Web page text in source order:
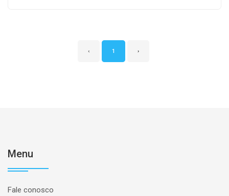
‹ 1 ›
Menu
Fale conosco